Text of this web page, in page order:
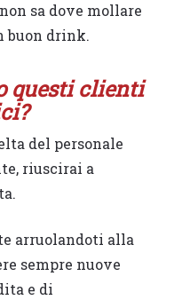
sa dove mollare
buon drink.
questi clienti
del personale
riuscirai a
arruolandoti alla
sempre nuove
e di